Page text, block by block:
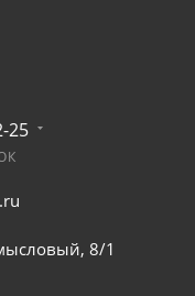
25
8/1